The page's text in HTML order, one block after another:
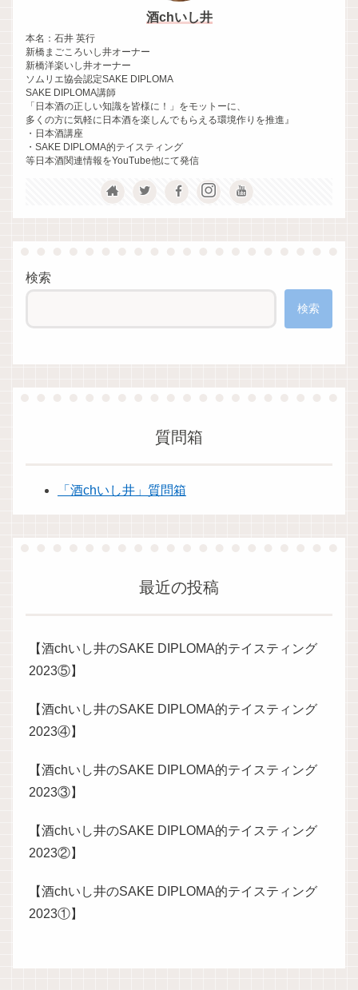
酒chいし井
本名：石井 英行
新橋まごころいし井オーナー
新橋洋楽いし井オーナー
ソムリエ協会認定SAKE DIPLOMA
SAKE DIPLOMA講師
「日本酒の正しい知識を皆様に！」をモットーに、
多くの方に気軽に日本酒を楽しんでもらえる環境作りを推進』
・日本酒講座
・SAKE DIPLOMA的テイスティング
等日本酒関連情報をYouTube他にて発信
検索
検索
質問箱
「酒chいし井」質問箱
最近の投稿
【酒chいし井のSAKE DIPLOMA的テイスティング
2023⑤】
【酒chいし井のSAKE DIPLOMA的テイスティング
2023④】
【酒chいし井のSAKE DIPLOMA的テイスティング
2023③】
【酒chいし井のSAKE DIPLOMA的テイスティング
2023②】
【酒chいし井のSAKE DIPLOMA的テイスティング
2023①】